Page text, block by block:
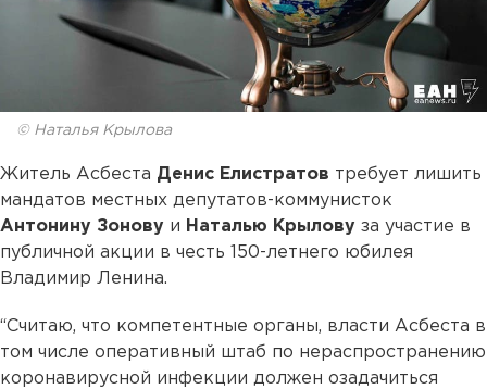
© Наталья Крылова
Житель Асбеста Денис Елистратов требует лишить
мандатов местных депутатов-коммунисток
Антонину Зонову и Наталью Крылову за участие в
публичной акции в честь 150-летнего юбилея
Владимир Ленина.
“Считаю, что компетентные органы, власти Асбеста в
том числе оперативный штаб по нераспространению
коронавирусной инфекции должен озадачиться